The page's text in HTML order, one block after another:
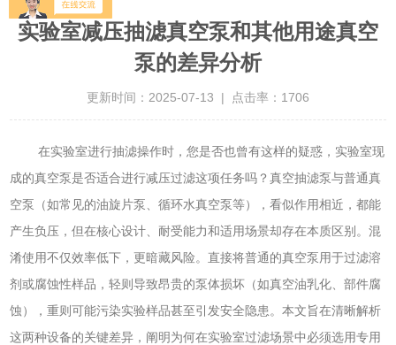
实验室减压抽滤真空泵和其他用途真空
泵的差异分析
更新时间：2025-07-13 | 点击率：1706
在实验室进行抽滤操作时，您是否也曾有这样的疑惑，实验室现
成的真空泵是否适合进行减压过滤这项任务吗？真空抽滤泵与普通真
空泵（如常见的油旋片泵、循环水真空泵等），看似作用相近，都能
产生负压，但在核心设计、耐受能力和适用场景却存在本质区别。混
淆使用不仅效率低下，更暗藏风险。直接将普通的真空泵用于过滤溶
剂或腐蚀性样品，轻则导致昂贵的泵体损坏（如真空油乳化、部件腐
蚀），重则可能污染实验样品甚至引发安全隐患。本文旨在清晰解析
这两种设备的关键差异，阐明为何在实验室过滤场景中必须选用专用